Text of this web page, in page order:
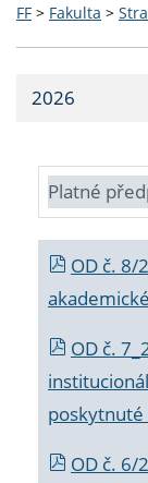
FF > Fakulta >
2026
Platné
OD č. 8/
OD č.
poskytnuté
OD č. 6/